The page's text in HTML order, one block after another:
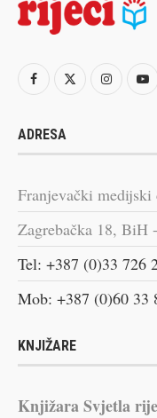
ADRESA
Franjevački
Zagrebačka 18, BiH
Tel: +387 (0)33 726
Mob: +387 (0)60 33
KNJIŽARE
Knjižara Svjetla